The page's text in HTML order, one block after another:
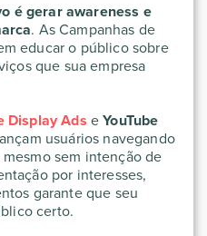
é gerar awareness e
. As Campanhas de
educar o público sobre
que sua empresa
Display Ads eYouTube
usuários navegando
sem intenção de
por interesses,
garante que seu
certo.